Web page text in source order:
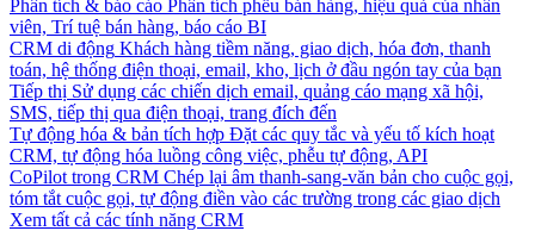
Phân tích & báo cáo Phân tích phễu bán hàng, hiệu quả của nhân
viên, Trí tuệ bán hàng, báo cáo BI
CRM di động Khách hàng tiềm năng, giao dịch, hóa đơn, thanh
toán, hệ thống điện thoại, email, kho, lịch ở đầu ngón tay của bạn
Tiếp thị Sử dụng các chiến dịch email, quảng cáo mạng xã hội,
SMS, tiếp thị qua điện thoại, trang đích đến
Tự động hóa & bản tích hợp Đặt các quy tắc và yếu tố kích hoạt
CRM, tự động hóa luồng công việc, phễu tự động, API
CoPilot trong CRM Chép lại âm thanh-sang-văn bản cho cuộc gọi,
tóm tắt cuộc gọi, tự động điền vào các trường trong các giao dịch
Xem tất cả các tính năng CRM